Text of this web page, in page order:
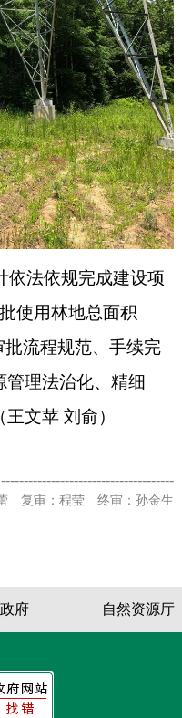
依法依规完成建设项
使用林地总面积
批流程规范、手续完
管理法治化、精细
文苹 刘俞）
--------------------------------------
复审：程莹 终审：孙金生
府 自然资源厅